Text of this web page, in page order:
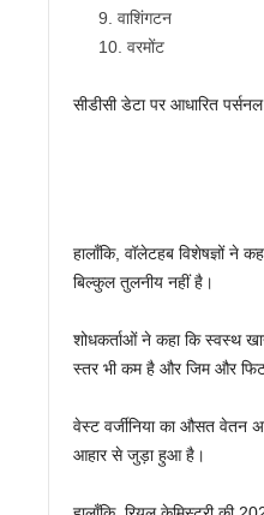
वाशिंगटन
वरमोंट
सीडीसी डेटा पर आधारित
हालाँकि, वॉलेटहब विशेषज्ञों ने
बिल्कुल तुलनीय नहीं है।
शोधकर्ताओं ने कहा कि स्वस्थ
स्तर भी कम है और जिम और
वेस्ट वर्जीनिया का औसत वेतन
आहार से जुड़ा हुआ है।